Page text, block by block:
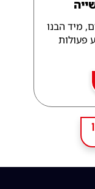
מיד הבנו
פעולות